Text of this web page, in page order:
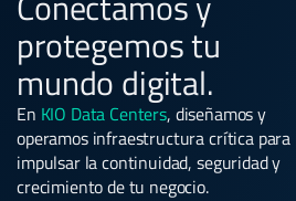
protegemos tu
mundo digital.
En KIO Data Centers, diseñamos y
operamos infraestructura crítica para
impulsar la continuidad, seguridad y
crecimiento de tu negocio.